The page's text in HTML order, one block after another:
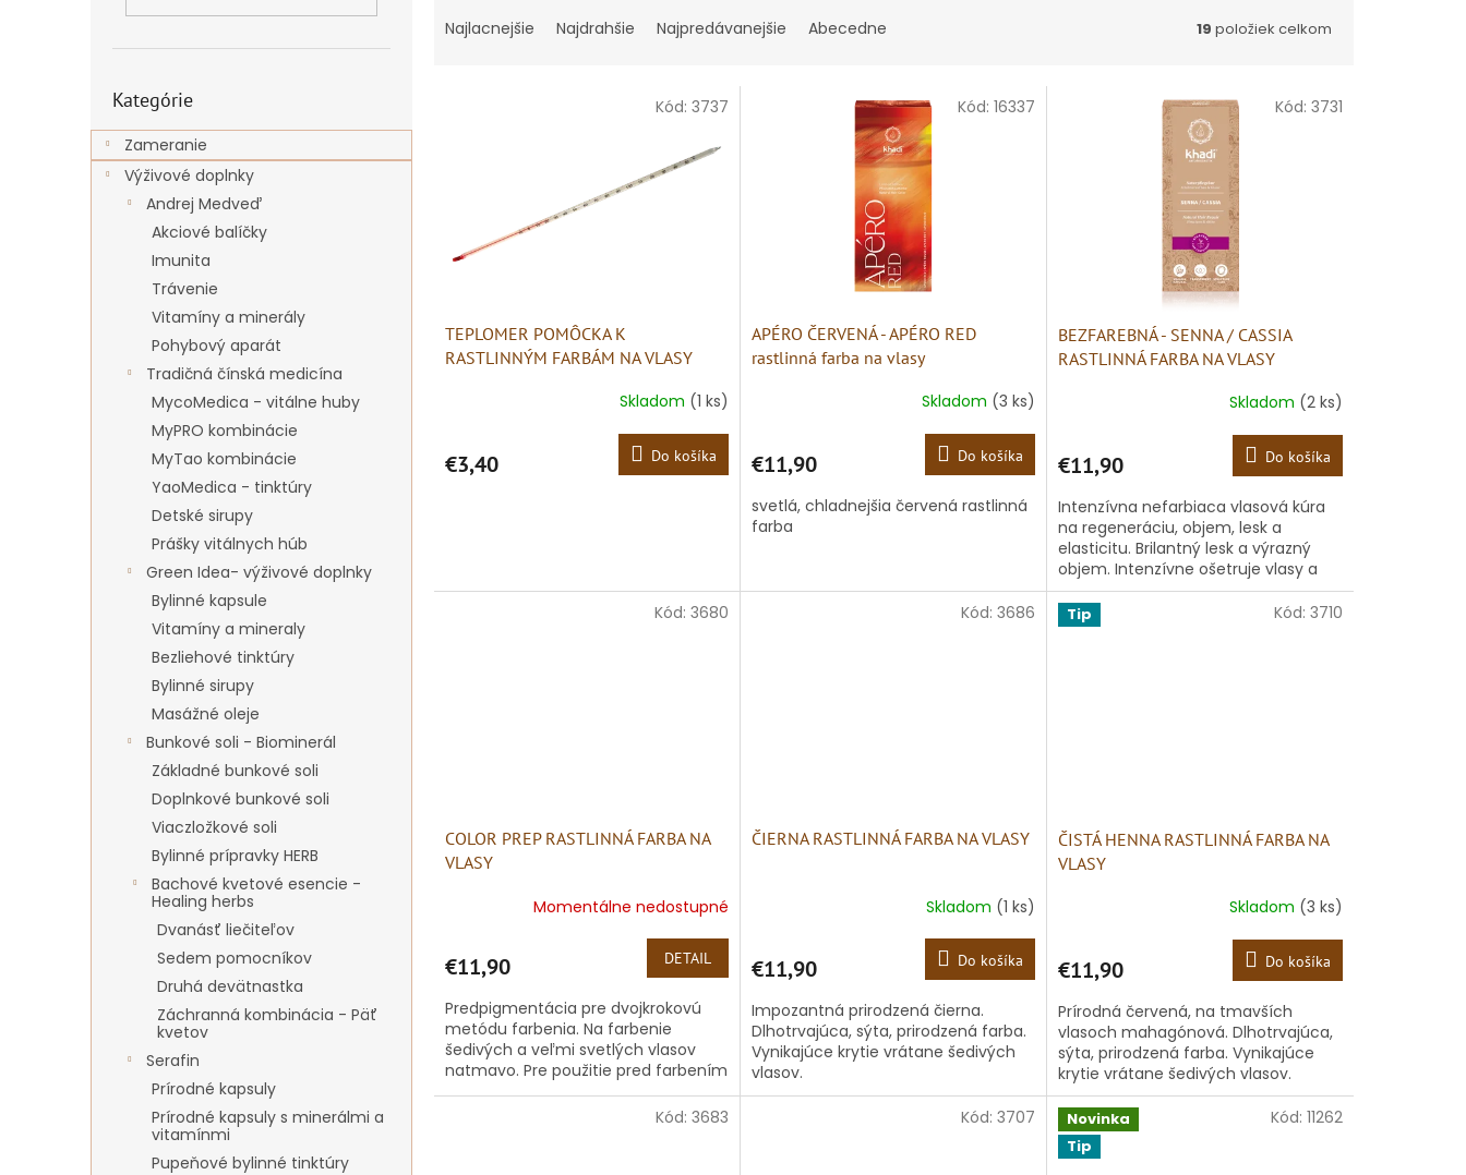
kategórie
Kategórie
Zameranie
Výživové doplnky
Andrej Medveď
Akciové balíčky
Imunita
Trávenie
Vitamíny a minerály
Pohybový aparát
Tradičná čínská medicína
MycoMedica - vitálne huby
MyPRO kombinácie
MyTao kombinácie
YaoMedica - tinktúry
Detské sirupy
Prášky vitálnych húb
Green Idea- výživové doplnky
Bylinné kapsule
Vitamíny a mineraly
Bezliehové tinktúry
Bylinné sirupy
Masážné oleje
Bunkové soli - Biominerál
Základné bunkové soli
Doplnkové bunkové soli
Viaczložkové soli
Bylinné prípravky HERB
Bachové kvetové esencie -
Healing herbs
Dvanásť liečiteľov
Sedem pomocníkov
Druhá devätnastka
Záchranná kombinácia - Päť
kvetov
Serafin
Prírodné kapsuly
Prírodné kapsuly s minerálmi a
vitamínmi
Pupeňové bylinné tinktúry
Najlacnejšie Najdrahšie Najpredávanejšie Abecedne 19 položiek celkom
TEPLOMER POMÔCKA K
RASTLINNÝM FARBÁM NA VLASY
Skladom (1 ks)
€3,40 Do košíka
Kód: 3737
APÉRO ČERVENÁ - APÉRO RED
rastlinná farba na vlasy
Skladom (3 ks)
€11,90 Do košíka
svetlá, chladnejšia červená rastlinná
farba
Kód: 16337
BEZFAREBNÁ - SENNA / CASSIA
RASTLINNÁ FARBA NA VLASY
Skladom (2 ks)
€11,90 Do košíka
Intenzívna nefarbiaca vlasová kúra
na regeneráciu, objem, lesk a
elasticitu. Brilantný lesk a výrazný
objem. Intenzívne ošetruje vlasy a
vlasovú pokožku
Kód: 3731
COLOR PREP RASTLINNÁ FARBA NA
VLASY
Momentálne nedostupné
€11,90 DETAIL
Predpigmentácia pre dvojkrokovú
metódu farbenia. Na farbenie
šedivých a veľmi svetlých vlasov
natmavo. Pre použitie pred farbením
odtieňmi vyžadujúcimi
predpigmentáciu. Farbený...
Kód: 3680
ČIERNA RASTLINNÁ FARBA NA VLASY
Skladom (1 ks)
€11,90 Do košíka
Impozantná prirodzená čierna.
Dlhotrvajúca, sýta, prirodzená farba.
Vynikajúce krytie vrátane šedivých
vlasov.
Kód: 3686 Tip
ČISTÁ HENNA RASTLINNÁ FARBA NA
VLASY
Skladom (3 ks)
€11,90 Do košíka
Prírodná červená, na tmavších
vlasoch mahagónová. Dlhotrvajúca,
sýta, prirodzená farba. Vynikajúce
krytie vrátane šedivých vlasov.
Kód: 3710
Kód: 3683 Kód: 3707
Novinka
Tip
Kód: 11262